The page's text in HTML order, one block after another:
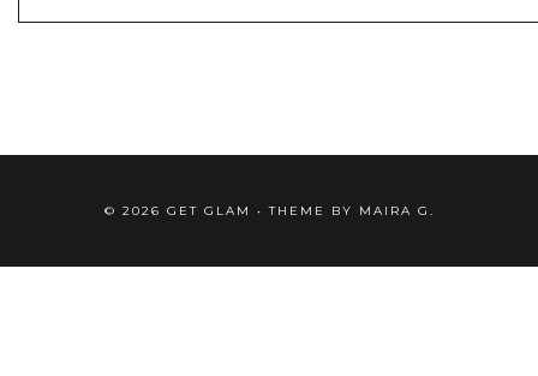
© 2026 GET GLAM • THEME BY MAIRA G.